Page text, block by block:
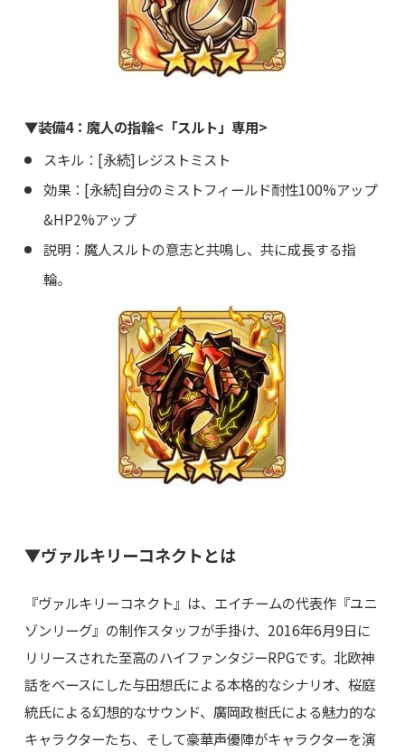
▼装備4：魔人の指輪<「スルト」専用>
スキル：[永続]レジストミスト
効果：[永続]自分のミストフィールド耐性100%アップ
&HP2%アップ
説明：魔人スルトの意志と共鳴し、共に成長する指
輪。
▼ヴァルキリーコネクトとは
『ヴァルキリーコネクト』は、エイチームの代表作『ユニ
ゾンリーグ』の制作スタッフが手掛け、2016年6月9日に
リリースされた至高のハイファンタジーRPGです。北欧神
話をベースにした与田想氏による本格的なシナリオ、桜庭
統氏による幻想的なサウンド、廣岡政樹氏による魅力的な
キャラクターたち、そして豪華声優陣がキャラクターを演